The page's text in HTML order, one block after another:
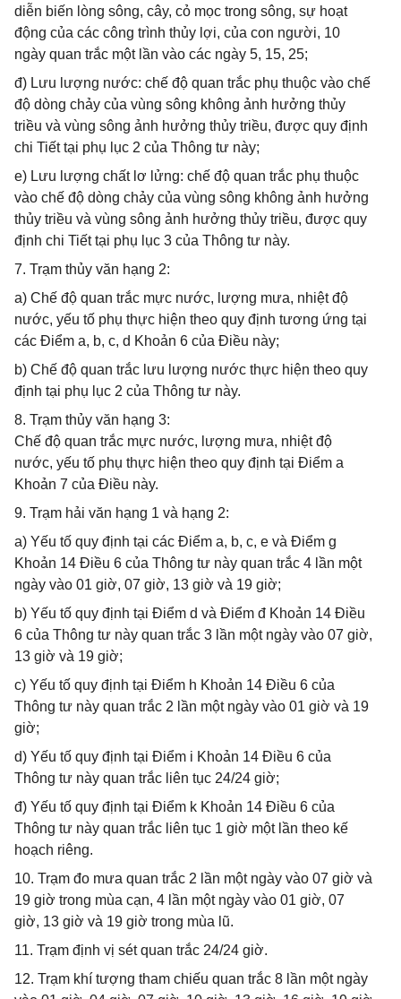
diễn biến lòng sông, cây, cỏ mọc trong sông, sự hoạt
động của các công trình thủy lợi, của con người, 10
ngày quan trắc một lần vào các ngày 5, 15, 25;
đ) Lưu lượng nước: chế độ quan trắc phụ thuộc vào chế
độ dòng chảy của vùng sông không ảnh hưởng thủy
triều và vùng sông ảnh hưởng thủy triều, được quy định
chi Tiết tại phụ lục 2 của Thông tư này;
e) Lưu lượng chất lơ lửng: chế độ quan trắc phụ thuộc
vào chế độ dòng chảy của vùng sông không ảnh hưởng
thủy triều và vùng sông ảnh hưởng thủy triều, được quy
định chi Tiết tại phụ lục 3 của Thông tư này.
7. Trạm thủy văn hạng 2:
a) Chế độ quan trắc mực nước, lượng mưa, nhiệt độ
nước, yếu tố phụ thực hiện theo quy định tương ứng tại
các Điểm a, b, c, d Khoản 6 của Điều này;
b) Chế độ quan trắc lưu lượng nước thực hiện theo quy
định tại phụ lục 2 của Thông tư này.
8. Trạm thủy văn hạng 3:
Chế độ quan trắc mực nước, lượng mưa, nhiệt độ
nước, yếu tố phụ thực hiện theo quy định tại Điểm a
Khoản 7 của Điều này.
9. Trạm hải văn hạng 1 và hạng 2:
a) Yếu tố quy định tại các Điểm a, b, c, e và Điểm g
Khoản 14 Điều 6 của Thông tư này quan trắc 4 lần một
ngày vào 01 giờ, 07 giờ, 13 giờ và 19 giờ;
b) Yếu tố quy định tại Điểm d và Điểm đ Khoản 14 Điều
6 của Thông tư này quan trắc 3 lần một ngày vào 07 giờ,
13 giờ và 19 giờ;
c) Yếu tố quy định tại Điểm h Khoản 14 Điều 6 của
Thông tư này quan trắc 2 lần một ngày vào 01 giờ và 19
giờ;
d) Yếu tố quy định tại Điểm i Khoản 14 Điều 6 của
Thông tư này quan trắc liên tục 24/24 giờ;
đ) Yếu tố quy định tại Điểm k Khoản 14 Điều 6 của
Thông tư này quan trắc liên tục 1 giờ một lần theo kế
hoạch riêng.
10. Trạm đo mưa quan trắc 2 lần một ngày vào 07 giờ và
19 giờ trong mùa cạn, 4 lần một ngày vào 01 giờ, 07
giờ, 13 giờ và 19 giờ trong mùa lũ.
11. Trạm định vị sét quan trắc 24/24 giờ.
12. Trạm khí tượng tham chiếu quan trắc 8 lần một ngày